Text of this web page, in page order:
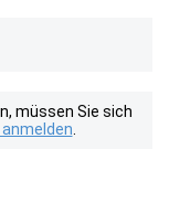
müssen Sie sich